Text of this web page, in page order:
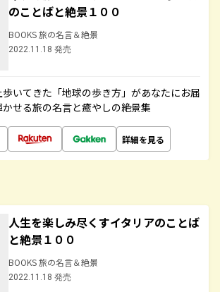
のことばと絶景１００
BOOKS 旅の名言＆絶景
2022.11.18 発売
いてきた「地球の歩き方」があなたにお届
せる旅の名言と癒やしの絶景集
詳細を見る
人生を楽しみ尽くすイタリアのことば
と絶景１００
BOOKS 旅の名言＆絶景
2022.11.18 発売